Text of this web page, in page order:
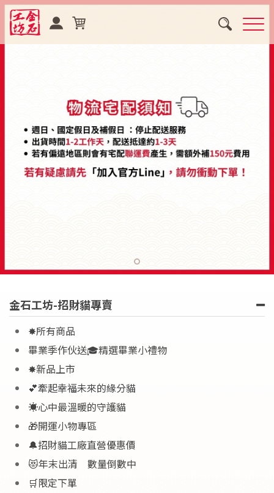
金石工坊-招財貓專賣
✸所有商品
畢業季作伙送🎓精選畢業小禮物
✸新品上市
💕牽起幸福未來的緣分貓
☀️心中最溫暖的守護貓
🎁開運小物專區
🔔招財貓工廠直營優惠價
😻年末出清 數量倒數中
🛒限定下單